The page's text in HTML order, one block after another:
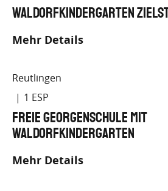
Waldorfkindergarten
Mehr Details
Reutlingen
1
Freie Georgenschule mit
Waldorfkindergarten
Mehr Details